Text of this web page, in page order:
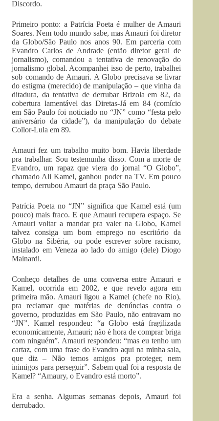
Discordo.
Primeiro ponto: a Patrícia Poeta é mulher de Amauri
Soares. Nem todo mundo sabe, mas Amauri foi diretor
da Globo/São Paulo nos anos 90. Em parceria com
Evandro Carlos de Andrade (então diretor geral de
jornalismo), comandou a tentativa de renovação do
jornalismo global. Acompanhei isso de perto, trabalhei
sob comando de Amauri. A Globo precisava se livrar
do estigma (merecido) de manipulação – que vinha da
ditadura, da tentativa de derrubar Brizola em 82, da
cobertura lamentável das Diretas-Já em 84 (comício
em São Paulo foi noticiado no “JN” como “festa pelo
aniversário da cidade”), da manipulação do debate
Collor-Lula em 89.
Amauri fez um trabalho muito bom. Havia liberdade
pra trabalhar. Sou testemunha disso. Com a morte de
Evandro, um rapaz que viera do jornal “O Globo”,
chamado Ali Kamel, ganhou poder na TV. Em pouco
tempo, derrubou Amauri da praça São Paulo.
Patrícia Poeta no “JN” significa que Kamel está (um
pouco) mais fraco. E que Amauri recupera espaço. Se
Amauri voltar a mandar pra valer na Globo, Kamel
talvez consiga um bom emprego no escritório da
Globo na Sibéria, ou pode escrever sobre racismo,
instalado em Veneza ao lado do amigo (dele) Diogo
Mainardi.
Conheço detalhes de uma conversa entre Amauri e
Kamel, ocorrida em 2002, e que revelo agora em
primeira mão. Amauri ligou a Kamel (chefe no Rio),
pra reclamar que matérias de denúncias contra o
governo, produzidas em São Paulo, não entravam no
“JN”. Kamel respondeu: “a Globo está fragilizada
economicamente, Amauri; não é hora de comprar briga
com ninguém”. Amauri respondeu: “mas eu tenho um
cartaz, com uma frase do Evandro aqui na minha sala,
que diz – Não temos amigos pra proteger, nem
inimigos para perseguir”. Sabem qual foi a resposta de
Kamel? “Amaury, o Evandro está morto”.
Era a senha. Algumas semanas depois, Amauri foi
derrubado.